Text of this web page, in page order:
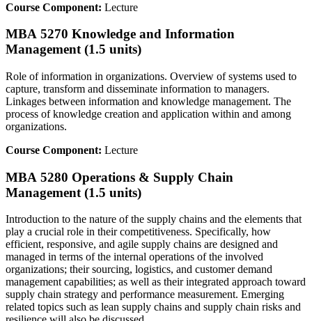
Course Component: Lecture
MBA 5270 Knowledge and Information
Management (1.5 units)
Role of information in organizations. Overview of systems used to
capture, transform and disseminate information to managers.
Linkages between information and knowledge management. The
process of knowledge creation and application within and among
organizations.
Course Component: Lecture
MBA 5280 Operations & Supply Chain
Management (1.5 units)
Introduction to the nature of the supply chains and the elements that
play a crucial role in their competitiveness. Specifically, how
efficient, responsive, and agile supply chains are designed and
managed in terms of the internal operations of the involved
organizations; their sourcing, logistics, and customer demand
management capabilities; as well as their integrated approach toward
supply chain strategy and performance measurement. Emerging
related topics such as lean supply chains and supply chain risks and